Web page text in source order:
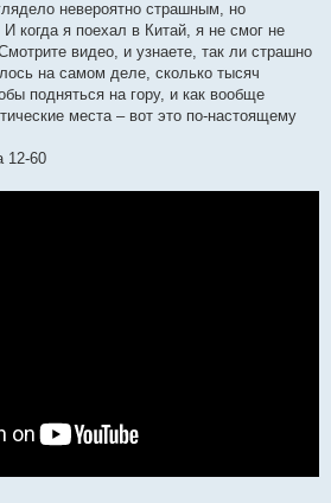
невероятно страшным, но
когда я поехал в Китай, я не смог не
видео, и узнаете, так ли страшно
на самом деле, сколько тысяч
подняться на гору, и как вообще
места – вот это по-настоящему
12-60